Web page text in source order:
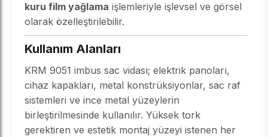
kuru film yağlama işlemleriyle işlevsel ve görsel
olarak özelleştirilebilir.
Kullanım Alanları
KRM 9051 imbus sac vidası; elektrik panoları,
cihaz kapakları, metal konstrüksiyonlar, sac raf
sistemleri ve ince metal yüzeylerin
birleştirilmesinde kullanılır. Yüksek tork
gerektiren ve estetik montaj yüzeyi istenen her